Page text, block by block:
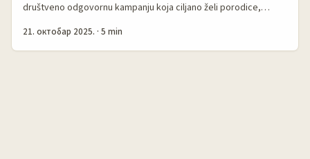
društveno odgovornu kampanju koja ciljano želi porodice,
urbane mlade ili diaspora-friendly publiku u Pakistanu —
KakaoTalk kreatori su neočekivana, ali moćna opcija. Iako
21. октобар 2025. · 5 min